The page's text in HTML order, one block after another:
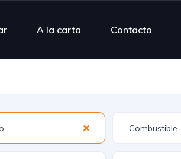
A la carta Contacto